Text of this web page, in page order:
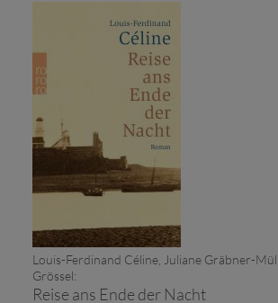
Louis-Ferdinand Céline, Juliane Gräbner-
Grössel:
Reise ans Ende der Nacht